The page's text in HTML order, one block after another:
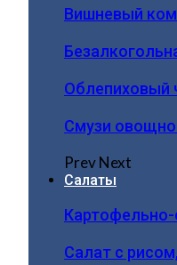
Вишневый
Облепиховый
Смузи
PrevNext
Салаты
Салат с